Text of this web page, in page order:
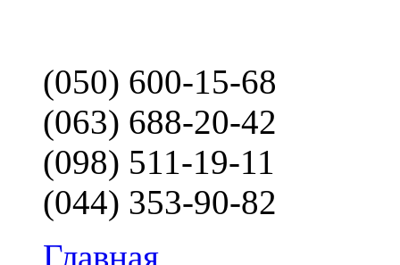
(050) 600-15-68
(063) 688-20-42
(098) 511-19-11
(044) 353-90-82
Главная